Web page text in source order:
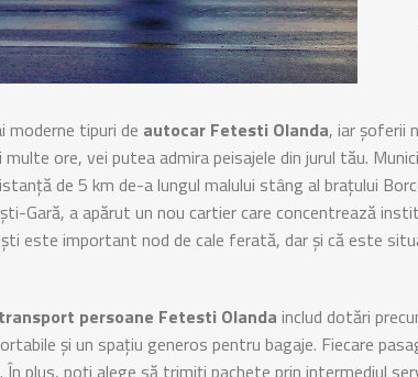
moderne tipuri de autocar Fetesti Olanda, iar șoferii
ore, vei putea admira peisajele din jurul tău.
de 5 km de-a lungul malului stâng al braţului
Gară, a apărut un nou cartier care concentrează
este important nod de cale ferată, dar și că este
transport persoane Fetesti Olanda includ dotări
și un spațiu generos pentru bagaje. Fiecare